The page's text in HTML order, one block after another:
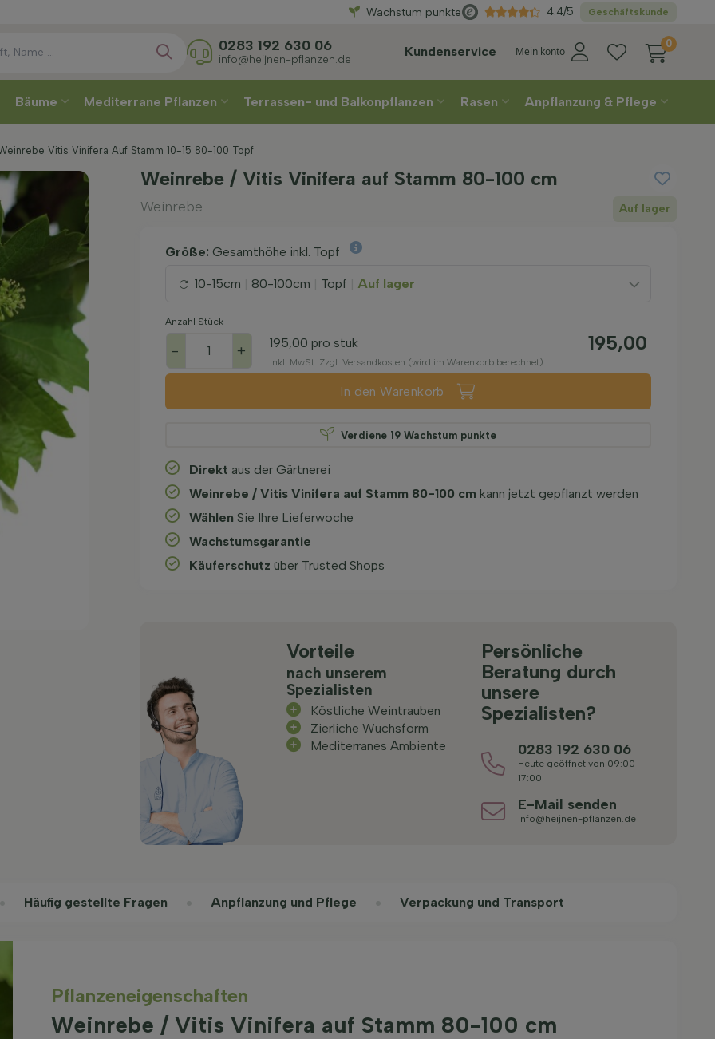
Wählen Sie Ihre Lieferwoche
Wachstum punkte Geschäftskunde
4.4/5
Kundenservice Mein konto
0
0283 192 630 06
info@heijnen-pflanzen.de
Bäume Mediterrane Pflanzen Terrassen- und Balkonpflanzen Rasen Anpflanzung & Pflege
Vitis Vinifera Auf Stamm 10-15 80-100 Topf
Weinrebe / Vitis Vinifera auf Stamm 80-100 cm
Weinrebe Auf lager
Größe: Gesamthöhe inkl. Topf
10-15cm 80-100cm Topf Auf lager
Anzahl Stück
- + 195,00 pro stuk 195,00
Inkl. MwSt. Zzgl. Versandkosten (wird im Warenkorb berechnet)
In den Warenkorb
Verdiene 19Wachstum punkte
Direkt aus der Gärtnerei
Weinrebe / Vitis Vinifera auf Stamm 80-100 cm kann jetzt gepflanzt werden
Wählen Sie Ihre Lieferwoche
Wachstums­garantie
Käuferschutz über Trusted Shops
Vorteile
nach unserem
Spezialisten
Köstliche Weintrauben
Zierliche Wuchsform
Mediterranes Ambiente
Persönliche
Beratung durch
unsere
Spezialisten?
0283 192 630 06
Heute geöffnet von 09:00 -
17:00
E-Mail senden
info@heijnen-pflanzen.de
Häufig gestellte Fragen Anpflanzung und Pflege Verpackung und Transport
Pflanzeneigenschaften
Weinrebe / Vitis Vinifera auf Stamm 80-100 cm